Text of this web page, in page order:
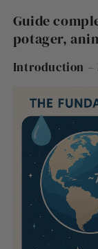
Guide
potager,
Introduction –